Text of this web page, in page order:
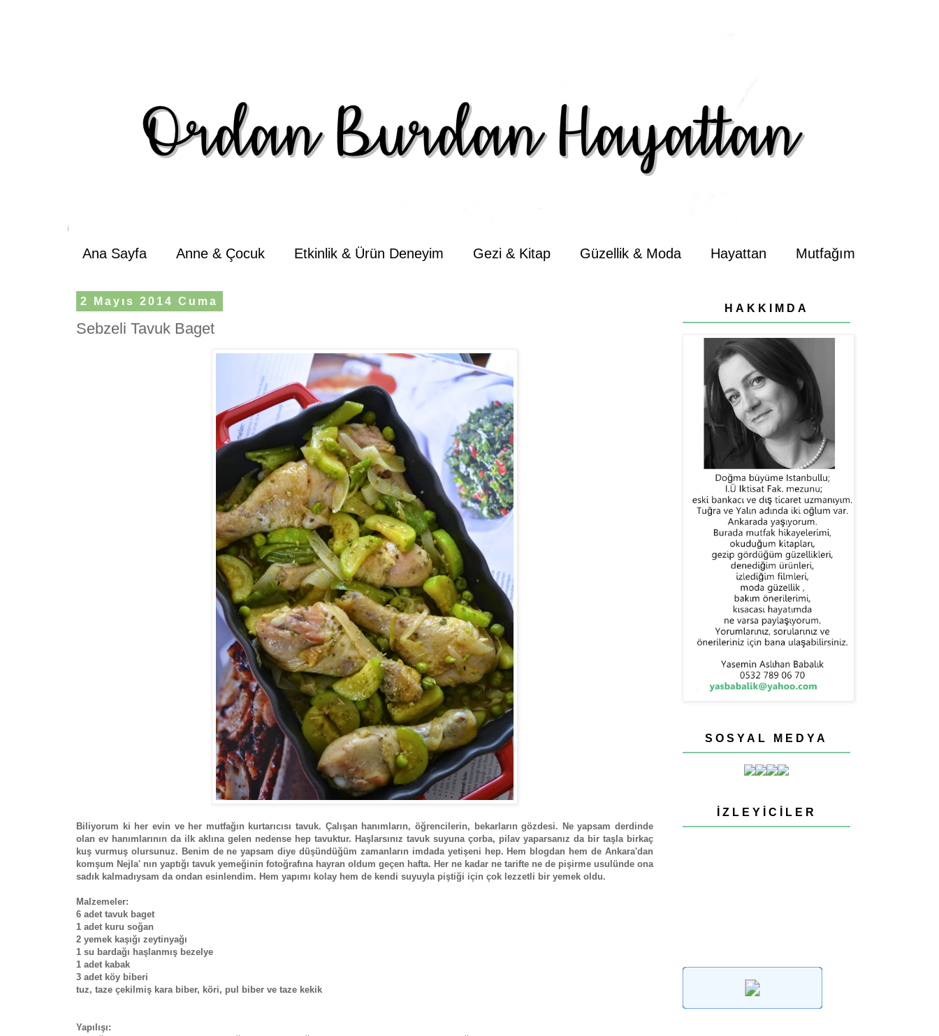
Ana Sayfa Anne & Çocuk Etkinlik & Ürün Deneyim Gezi & Kitap Güzellik & Moda Hayattan Mutfağım
2 Mayıs 2014 Cuma
Sebzeli Tavuk Baget
Biliyorum ki her evin ve her mutfağın kurtarıcısı tavuk. Çalışan hanımların, öğrencilerin, bekarların gözdesi. Ne yapsam derdinde
olan ev hanımlarının da ilk aklına gelen nedense hep tavuktur. Haşlarsınız tavuk suyuna çorba, pilav yaparsanız da bir taşla birkaç
kuş vurmuş olursunuz. Benim de ne yapsam diye düşündüğüm zamanların imdada yetişeni hep. Hem blogdan hem de Ankara'dan
komşum Nejla' nın yaptığı tavuk yemeğinin fotoğrafına hayran oldum geçen hafta. Her ne kadar ne tarifte ne de pişirme usulünde ona
sadık kalmadıysam da ondan esinlendim. Hem yapımı kolay hem de kendi suyuyla piştiği için çok lezzetli bir yemek oldu.
Malzemeler:
6 adet tavuk baget
1 adet kuru soğan
2 yemek kaşığı zeytinyağı
1 su bardağı haşlanmış bezelye
1 adet kabak
3 adet köy biberi
tuz, taze çekilmiş kara biber, köri, pul biber ve taze kekik
Yapılışı:
HAKKIMDA
SOSYAL MEDYA
İZLEYICILER